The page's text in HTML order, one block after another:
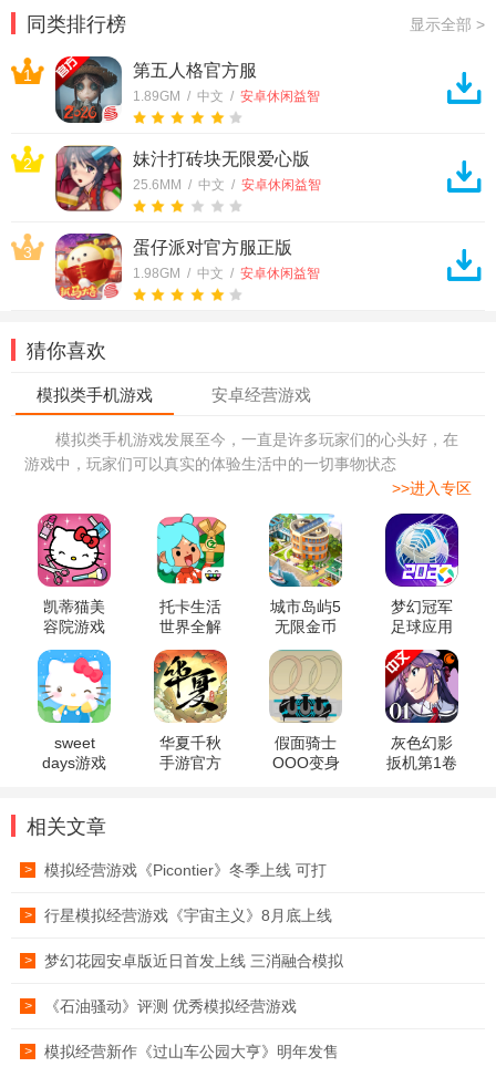
同类排行榜 显示全部 >
1 第五人格官方服
1.89GM / 中文 / 安卓休闲益智
2 妹汁打砖块无限爱心版
25.6MM / 中文 / 安卓休闲益智
3 蛋仔派对官方服正版
1.98GM / 中文 / 安卓休闲益智
猜你喜欢
模拟类手机游戏发展至今，一直是许多玩家们的心头好，在
游戏中，玩家们可以真实的体验生活中的一切事物状态
>>进入专区
凯蒂猫美
容院游戏
托卡生活
世界全解
锁版本正
版
城市岛屿5
无限金币
中文版
梦幻冠军
足球应用
宝版本
sweet
days游戏
华夏千秋
手游官方
假面骑士
OOO变身
灰色幻影
扳机第1卷
相关文章
> 模拟经营游戏《Picontier》冬季上线 可打
> 行星模拟经营游戏《宇宙主义》8月底上线
> 梦幻花园安卓版近日首发上线 三消融合模拟
> 《石油骚动》评测 优秀模拟经营游戏
> 模拟经营新作《过山车公园大亨》明年发售